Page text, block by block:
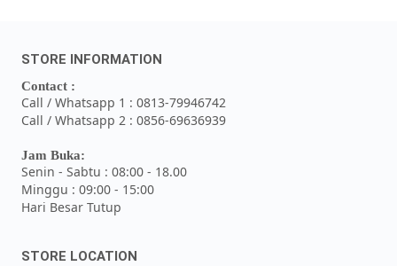
STORE INFORMATION
Contact :
Call / Whatsapp 1 : 0813-79946742
Call / Whatsapp 2 : 0856-69636939
Jam Buka:
Senin - Sabtu : 08:00 - 18.00
Minggu : 09:00 - 15:00
Hari Besar Tutup
STORE LOCATION